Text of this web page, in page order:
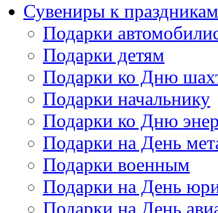
Сувениры к праздникам
Подарки
Подарки детям
Подарки ко Дню
Подарки начальнику
Подарки ко Дню
Подарки на День
Подарки военным
Подарки на День
Подарки на День